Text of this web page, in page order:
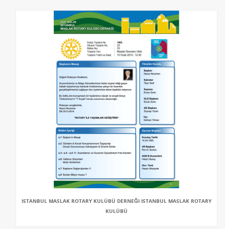
ISTANBUL MASLAK ROTARY KULÜBÜ DERNEĞI ISTANBUL MASLAK ROTARY
KULÜBÜ